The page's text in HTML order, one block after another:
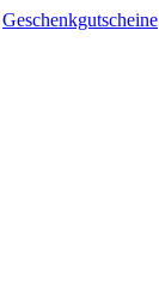
Geschenkgutscheine